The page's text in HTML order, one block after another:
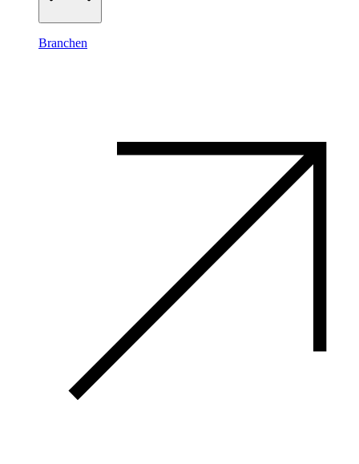
Branchen